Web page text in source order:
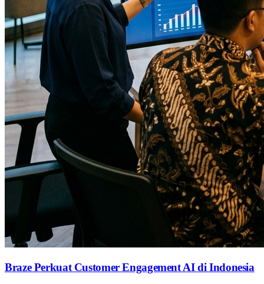
Braze Perkuat Customer Engagement AI di Indonesia